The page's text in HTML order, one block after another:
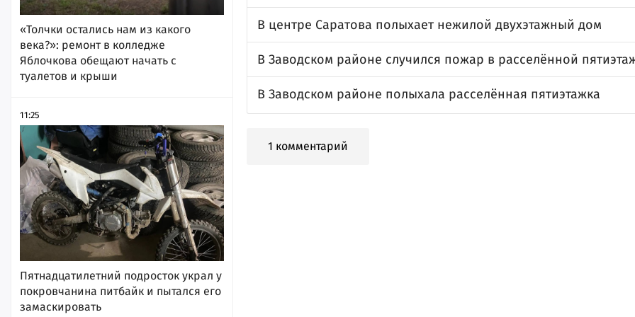
«Толчки остались нам из какого
века?»: ремонт в колледже
Яблочкова обещают начать с
туалетов и крыши
11:25
Пятнадцатилетний подросток украл у
покровчанина питбайк и пытался его
замаскировать
В центре Саратова полыхает нежилой двухэтажный дом
В Заводском районе случился пожар в расселённой
В Заводском районе полыхала расселённая пятиэтажка
1 комментарий